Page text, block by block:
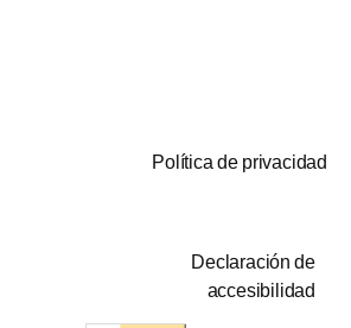
Política de privacidad
Declaración de
accesibilidad